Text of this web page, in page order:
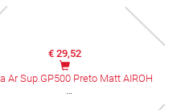
€ 29,52
Ar Sup.GP500 Preto Matt AIROH